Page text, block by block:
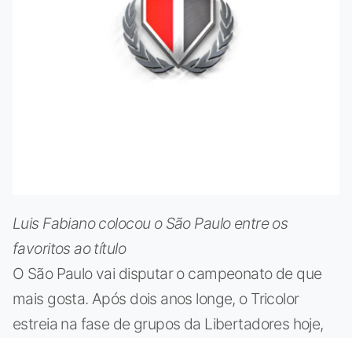
Luis Fabiano colocou o São Paulo entre os
favoritos ao título
O São Paulo vai disputar o campeonato de que
mais gosta. Após dois anos longe, o Tricolor
estreia na fase de grupos da Libertadores hoje,